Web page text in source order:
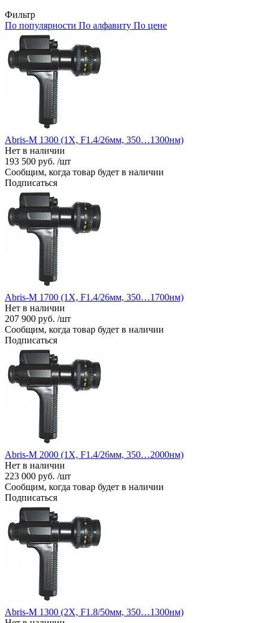
Фильтр
По популярности По алфавиту По цене
Abris-M 1300 (1X, F1.4/26мм, 350…1300нм)
Нет в наличии
193 500 руб. /шт
Сообщим, когда товар будет в наличии
Подписаться
Abris-M 1700 (1X, F1.4/26мм, 350…1700нм)
Нет в наличии
207 900 руб. /шт
Сообщим, когда товар будет в наличии
Подписаться
Abris-M 2000 (1X, F1.4/26мм, 350…2000нм)
Нет в наличии
223 000 руб. /шт
Сообщим, когда товар будет в наличии
Подписаться
Abris-M 1300 (2X, F1.8/50мм, 350…1300нм)